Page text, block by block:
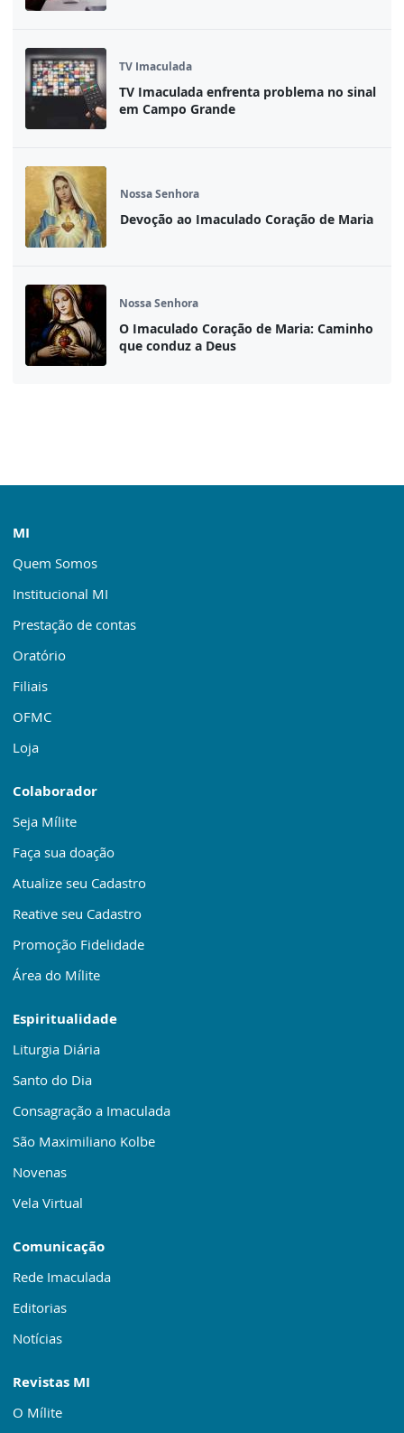
TV Imaculada
TV Imaculada enfrenta problema no sinal
em Campo Grande
Nossa Senhora
Devoção ao Imaculado Coração de Maria
Nossa Senhora
O Imaculado Coração de Maria: Caminho
que conduz a Deus
MI
Quem Somos
Institucional MI
Prestação de contas
Oratório
Filiais
OFMC
Loja
Colaborador
Seja Mílite
Faça sua doação
Atualize seu Cadastro
Reative seu Cadastro
Promoção Fidelidade
Área do Mílite
Espiritualidade
Liturgia Diária
Santo do Dia
Consagração a Imaculada
São Maximiliano Kolbe
Novenas
Vela Virtual
Comunicação
Rede Imaculada
Editorias
Notícias
Revistas MI
O Mílite